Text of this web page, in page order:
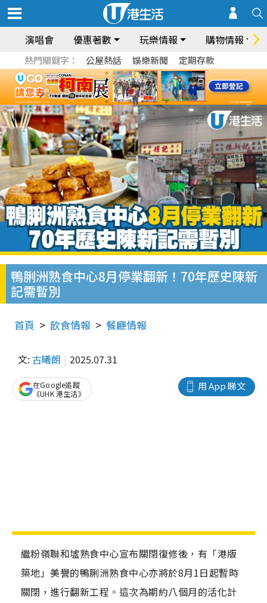
演唱會 優惠著數 玩樂情報 購物情報
熱門關鍵字： 公屋熱話 娛樂新聞 定期存款
鴨脷洲熟食中心8月停業翻新！70年歷史陳新
記需暫別
首頁 飲食情報 餐廳情報
文: 古曦朗 2025.07.31
用 App 睇文
在Google追蹤
《UHK 港生活》
繼粉嶺聯和墟熟食中心宣布關閉復修後，有「港版
築地」美譽的鴨脷洲熟食中心亦將於8月1日起暫時
關閉，進行翻新工程。這次為期約八個月的活化計